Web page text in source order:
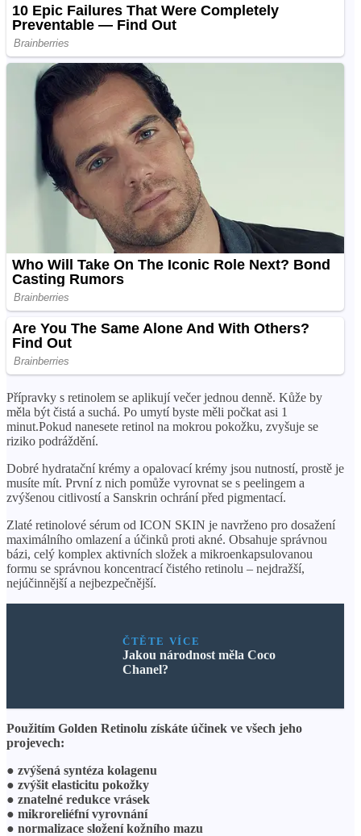
Přípravky s retinolem se aplikují večer jednou denně. Kůže by
měla být čistá a suchá. Po umytí byste měli počkat asi 1
minut.Pokud nanesete retinol na mokrou pokožku, zvyšuje se
riziko podráždění.
Dobré hydratační krémy a opalovací krémy jsou nutností, prostě je
musíte mít. První z nich pomůže vyrovnat se s peelingem a
zvýšenou citlivostí a Sanskrin ochrání před pigmentací.
Zlaté retinolové sérum od ICON SKIN je navrženo pro dosažení
maximálního omlazení a účinků proti akné. Obsahuje správnou
bázi, celý komplex aktivních složek a mikroenkapsulovanou
formu se správnou koncentrací čistého retinolu – nejdražší,
nejúčinnější a nejbezpečnější.
ČTĚTE VÍCE
Jakou národnost měla Coco
Chanel?
Použitím Golden Retinolu získáte účinek ve všech jeho
projevech:
● zvýšená syntéza kolagenu
● zvýšit elasticitu pokožky
● znatelné redukce vrásek
● mikroreliéfní vyrovnání
● normalizace složení kožního mazu